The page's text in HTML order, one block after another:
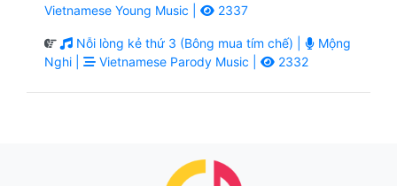
Vietnamese Young Music |
2337
Nỗi lòng kẻ thứ 3 (Bông mua tím chế) |
Mộng
Nghi |
Vietnamese Parody Music | 2332